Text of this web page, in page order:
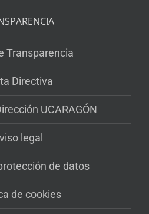
Transparencia
Directiva
UCARAGÓN
legal
de datos
de cookies